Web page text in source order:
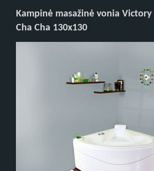
Kampinė masažinė vonia Victory
Cha Cha 130x130